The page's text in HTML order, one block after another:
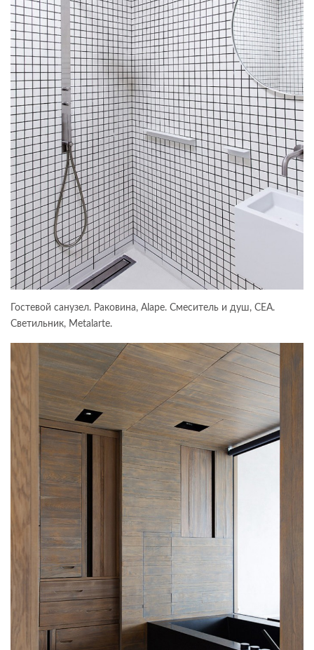
Гостевой санузел. Раковина, Alape. Смеситель и душ, CEA.
Светильник, Metalarte.